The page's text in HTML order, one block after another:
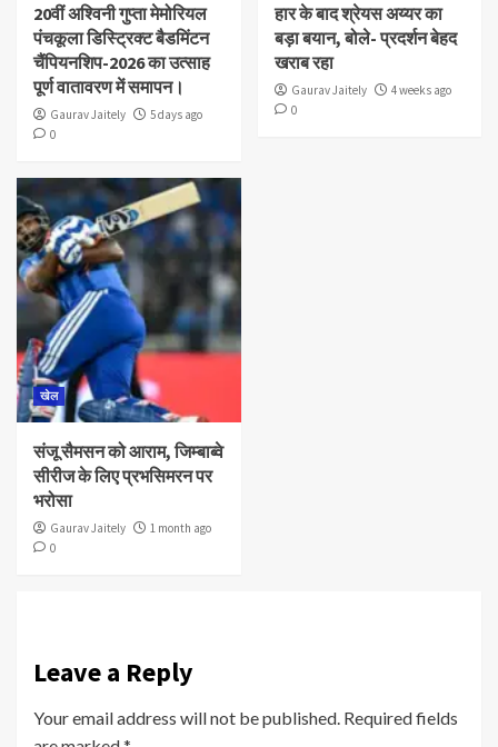
20वीं अश्विनी गुप्ता मेमोरियल
पंचकूला डिस्ट्रिक्ट बैडमिंटन
चैंपियनशिप-2026 का उत्साह
पूर्ण वातावरण में समापन।
Gaurav Jaitely
5 days ago
0
हार के बाद श्रेयस अय्यर का
बड़ा बयान, बोले- प्रदर्शन बेहद
खराब रहा
Gaurav Jaitely
4 weeks ago
0
खेल
संजू सैमसन को आराम, जिम्बाब्वे
सीरीज के लिए प्रभसिमरन पर
भरोसा
Gaurav Jaitely
1 month ago
0
Leave a Reply
Your email address will not be published. Required fields